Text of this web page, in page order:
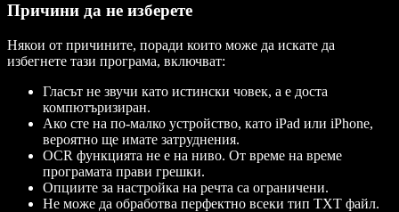
Причини да не изберете
Някои от причините, поради които може да искате да
избегнете тази програма, включват:
Гласът не звучи като истински човек, а е доста
компютъризиран.
Ако сте на по-малко устройство, като iPad или iPhone,
вероятно ще имате затруднения.
OCR функцията не е на ниво. От време на време
програмата прави грешки.
Опциите за настройка на речта са ограничени.
Не може да обработва перфектно всеки тип TXT файл.